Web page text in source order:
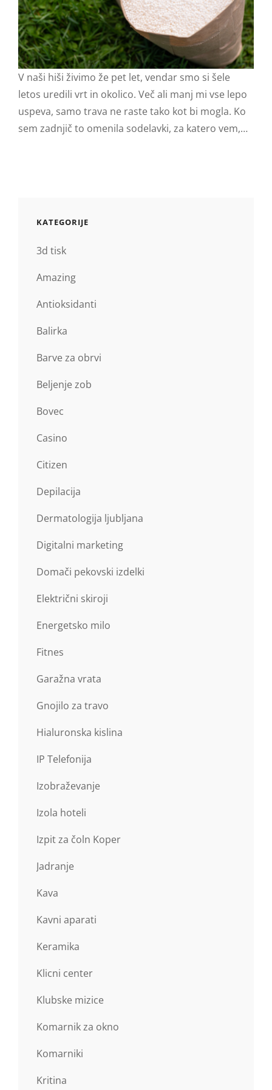
V naši hiši živimo že pet let, vendar smo si šele
letos uredili vrt in okolico. Več ali manj mi vse lepo
uspeva, samo trava ne raste tako kot bi mogla. Ko
sem zadnjič to omenila sodelavki, za katero vem,…
KATEGORIJE
3d tisk
Amazing
Antioksidanti
Balirka
Barve za obrvi
Beljenje zob
Bovec
Casino
Citizen
Depilacija
Dermatologija ljubljana
Digitalni marketing
Domači pekovski izdelki
Električni skiroji
Energetsko milo
Fitnes
Garažna vrata
Gnojilo za travo
Hialuronska kislina
IP Telefonija
Izobraževanje
Izola hoteli
Izpit za čoln Koper
Jadranje
Kava
Kavni aparati
Keramika
Klicni center
Klubske mizice
Komarnik za okno
Komarniki
Kritina